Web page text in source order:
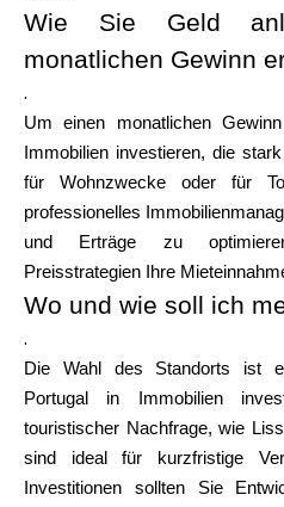
Wie Sie Geld
monatlichen Gewinn
.
Um einen monatlichen
Immobilien investieren, die
für Wohnzwecke oder für
professionelles
und Erträge zu
Preisstrategien Ihre
Wo und wie soll ich
.
Die Wahl des Standorts ist
Portugal in Immobilien
touristischer Nachfrage, wie
sind ideal für kurzfristige
Investitionen sollten Sie